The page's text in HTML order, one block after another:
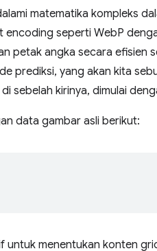
matematika kompleks
encoding seperti WebP
petak angka secara efisien
prediksi, yang akan kita
sebelah kirinya, dimulai
data gambar asli berikut:
menentukan konten